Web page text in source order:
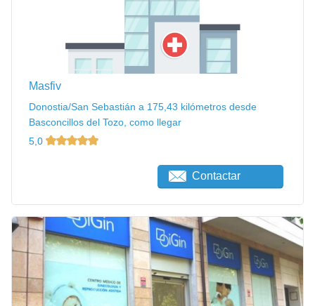
Masfiv
Donostia/San Sebastián a 175,43 kilómetros desde
Basconcillos del Tozo, como llegar
5,0
Contactar